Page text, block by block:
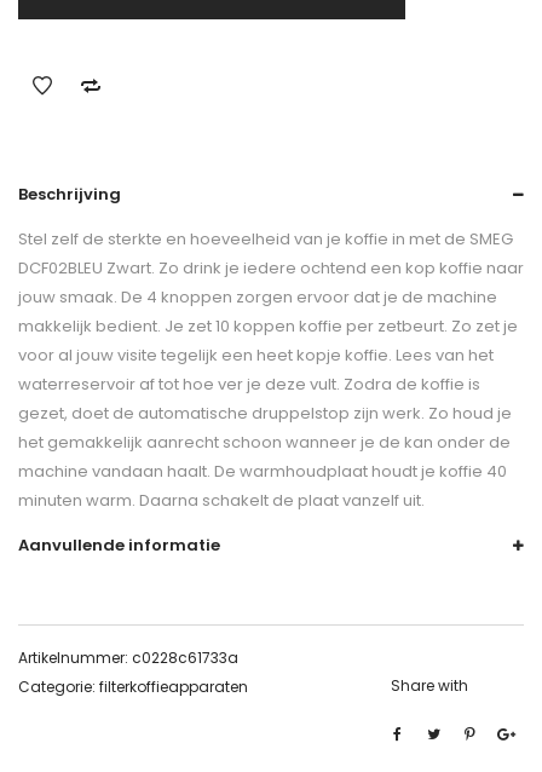
Beschrijving
Stel zelf de sterkte en hoeveelheid van je koffie in met de SMEG
DCF02BLEU Zwart. Zo drink je iedere ochtend een kop koffie naar
jouw smaak. De 4 knoppen zorgen ervoor dat je de machine
makkelijk bedient. Je zet 10 koppen koffie per zetbeurt. Zo zet je
voor al jouw visite tegelijk een heet kopje koffie. Lees van het
waterreservoir af tot hoe ver je deze vult. Zodra de koffie is
gezet, doet de automatische druppelstop zijn werk. Zo houd je
het gemakkelijk aanrecht schoon wanneer je de kan onder de
machine vandaan haalt. De warmhoudplaat houdt je koffie 40
minuten warm. Daarna schakelt de plaat vanzelf uit.
Aanvullende informatie
Artikelnummer: c0228c61733a
Categorie: filterkoffieapparaten Share with